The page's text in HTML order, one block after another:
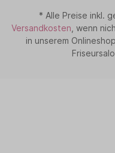
* Alle Preise inkl.
Versandkosten , wenn
in unserem